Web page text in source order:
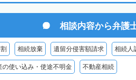
寿都町 寿都郡黒松内町 磯谷郡蘭越町
虻田郡喜茂別町 虻田郡京極町
岩内町 二海郡八雲町 古宇郡泊村 古
余市町 余市郡赤井川村 空知郡南幌町
空知郡中富良野町 空知郡南富良野町
相談内容から弁護
相続放棄 遺留分侵害額請求 相続人
の使い込み・使途不明金 不動産相続